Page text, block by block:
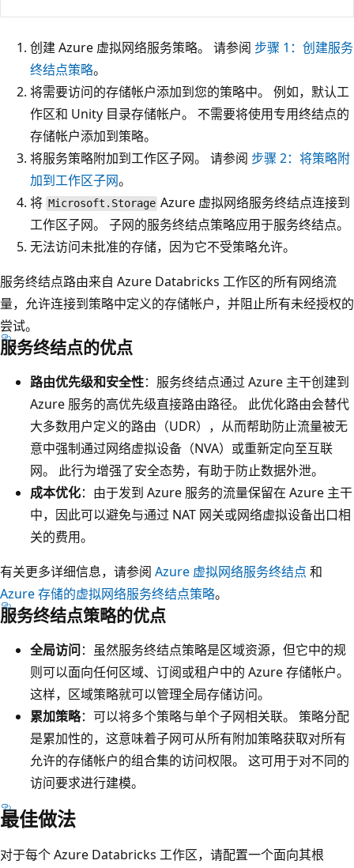
创建 Azure 虚拟网络服务策略。 请参阅 步骤 1：创建服务
终结点策略。
将需要访问的存储帐户添加到您的策略中。 例如，默认工
作区和 Unity 目录存储帐户。 不需要将使用专用终结点的
存储帐户添加到策略。
将服务策略附加到工作区子网。 请参阅 步骤 2：将策略附
加到工作区子网。
将 Microsoft.Storage Azure 虚拟网络服务终结点连接到
工作区子网。 子网的服务终结点策略应用于服务终结点。
无法访问未批准的存储，因为它不受策略允许。
服务终结点路由来自 Azure Databricks 工作区的所有网络流
量，允许连接到策略中定义的存储帐户，并阻止所有未经授权的
尝试。
服务终结点的优点
路由优先级和安全性：服务终结点通过 Azure 主干创建到
Azure 服务的高优先级直接路由路径。 此优化路由会替代
大多数用户定义的路由（UDR），从而帮助防止流量被无
意中强制通过网络虚拟设备（NVA）或重新定向至互联
网。 此行为增强了安全态势，有助于防止数据外泄。
成本优化：由于发到 Azure 服务的流量保留在 Azure 主干
中，因此可以避免与通过 NAT 网关或网络虚拟设备出口相
关的费用。
有关更多详细信息，请参阅 Azure 虚拟网络服务终结点 和
Azure 存储的虚拟网络服务终结点策略。
服务终结点策略的优点
全局访问：虽然服务终结点策略是区域资源，但它中的规
则可以面向任何区域、订阅或租户中的 Azure 存储帐户。
这样，区域策略就可以管理全局存储访问。
累加策略：可以将多个策略与单个子网相关联。 策略分配
是累加性的，这意味着子网可从所有附加策略获取对所有
允许的存储帐户的组合集的访问权限。 这可用于对不同的
访问要求进行建模。
最佳做法
对于每个 Azure Databricks 工作区，请配置一个面向其根